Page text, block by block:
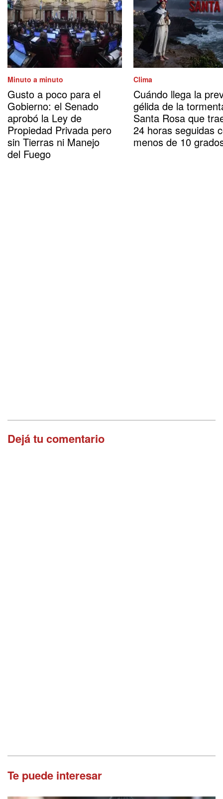
Minuto a minuto
Gusto a poco para el
Gobierno: el Senado
aprobó la Ley de
Propiedad Privada pero
sin Tierras ni Manejo
del Fuego
Clima
Cuándo llega la
gélida de la
Santa Rosa que
24 horas seguidas
menos de 10
Dejá tu comentario
Te puede interesar